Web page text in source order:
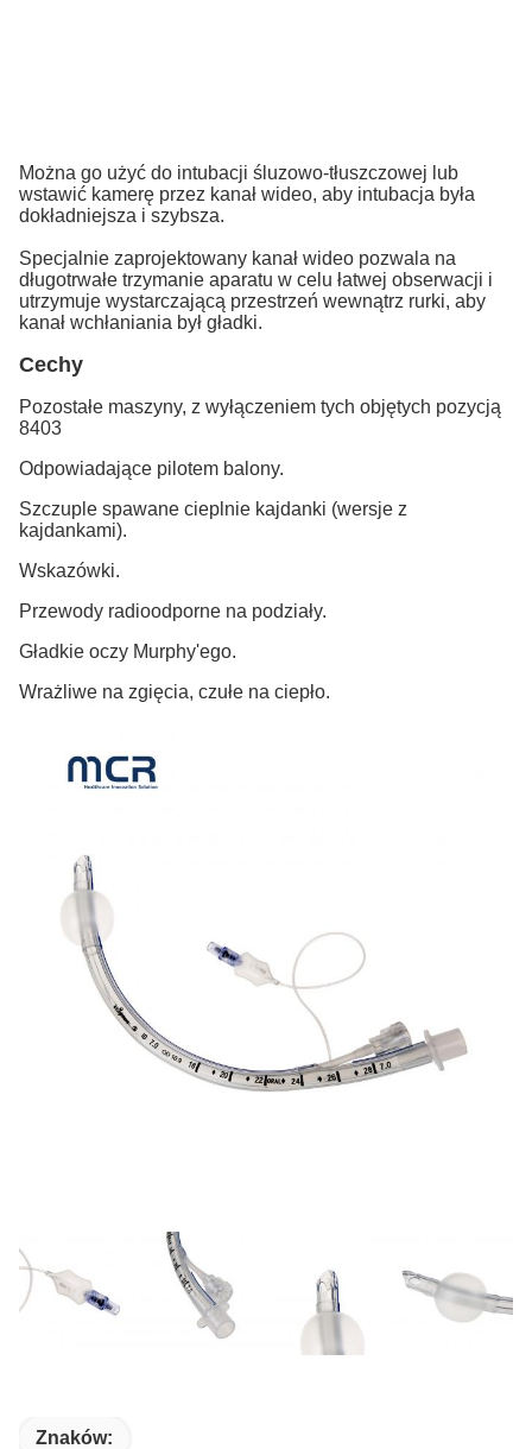
Można go użyć do intubacji śluzowo-tłuszczowej lub
wstawić kamerę przez kanał wideo, aby intubacja była
dokładniejsza i szybsza.
Specjalnie zaprojektowany kanał wideo pozwala na
długotrwałe trzymanie aparatu w celu łatwej obserwacji i
utrzymuje wystarczającą przestrzeń wewnątrz rurki, aby
kanał wchłaniania był gładki.
Cechy
Pozostałe maszyny, z wyłączeniem tych objętych pozycją
8403
Odpowiadające pilotem balony.
Szczuple spawane cieplnie kajdanki (wersje z
kajdankami).
Wskazówki.
Przewody radioodporne na podziały.
Gładkie oczy Murphy'ego.
Wrażliwe na zgięcia, czułe na ciepło.
Znaków: